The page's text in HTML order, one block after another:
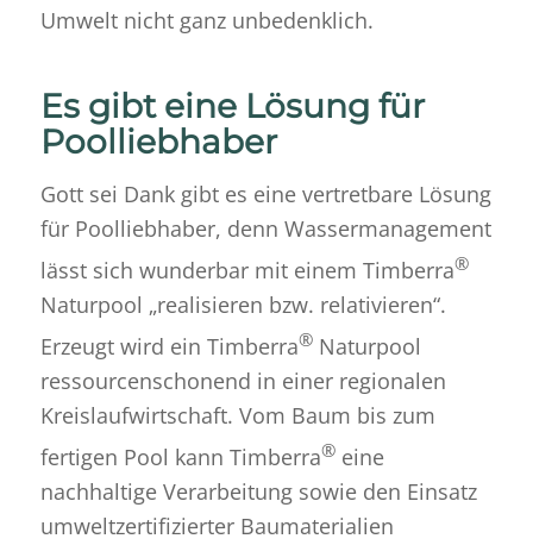
Umwelt nicht ganz unbedenklich.
Es gibt eine Lösung für
Poolliebhaber
Gott sei Dank gibt es eine vertretbare Lösung
für Poolliebhaber, denn Wassermanagement
lässt sich wunderbar mit einem Timberra®
Naturpool „realisieren bzw. relativieren“.
Erzeugt wird ein Timberra®Naturpool
ressourcenschonend in einer regionalen
Kreislaufwirtschaft. Vom Baum bis zum
fertigen Pool kann Timberra®eine
nachhaltige Verarbeitung sowie den Einsatz
umweltzertifizierter Baumaterialien